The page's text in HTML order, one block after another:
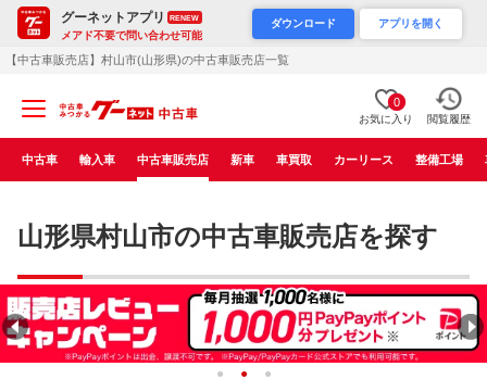
グーネットアプリ RENEW
メアド不要で問い合わせ可能
ダウンロード アプリを開く
【中古車販売店】村山市(山形県)の中古車販売店一覧
0
お気に入り 閲覧履歴
中古車 輸入車 中古車販売店 新車 車買取 カーリース 整備工場
山形県村山市の中古車販売店を探す